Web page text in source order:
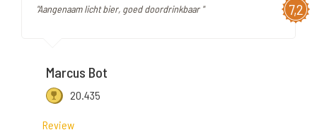
7,2
"Aangenaam licht bier, goed doordrinkbaar "
Marcus Bot
20.435
Review